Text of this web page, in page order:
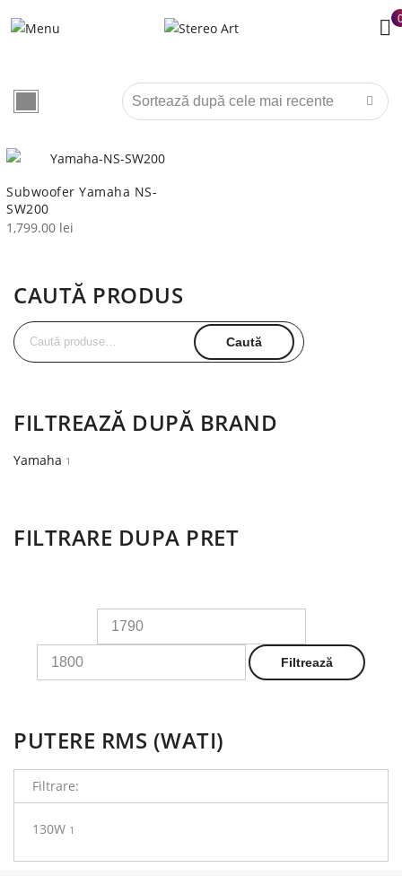
Subwoofer Yamaha NS-
SW200
1,799.00 lei
CAUTĂ PRODUS
Caută
după:
Caută
FILTREAZĂ DUPĂ BRAND
Yamaha 1
FILTRARE DUPA PRET
Preț
minim
Filtrează
PUTERE RMS (WATI)
Filtrare:
130W 1